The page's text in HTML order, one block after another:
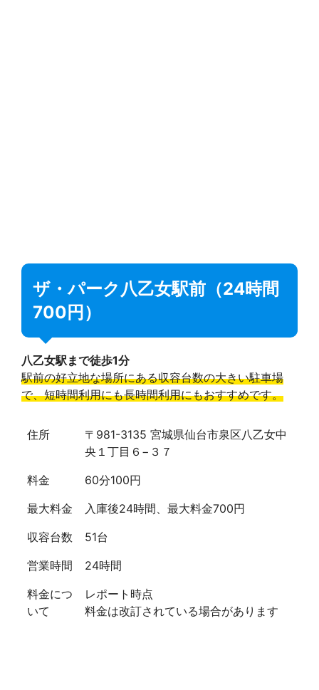
ザ・パーク八乙女駅前（24時間
700円）
八乙女駅まで徒歩1分
駅前の好立地な場所にある収容台数の大きい駐車場
で、短時間利用にも長時間利用にもおすすめです。
住所
〒981-3135 宮城県仙台市泉区八乙女中
央１丁目６−３７
料金
60分100円
最大料金
入庫後24時間、最大料金700円
収容台数
51台
営業時間
24時間
料金につ
いて
レポート時点
料金は改訂されている場合があります